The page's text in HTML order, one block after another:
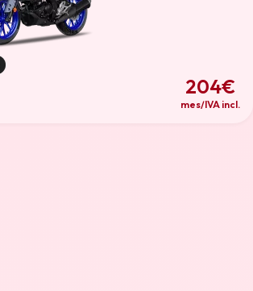
204€
mes/IVA incl.